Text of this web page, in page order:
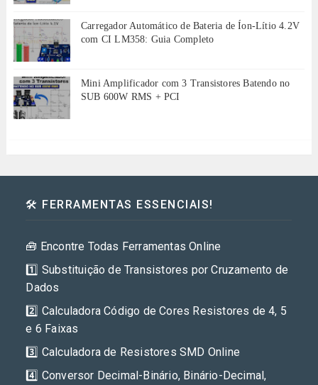
Carregador Automático de Bateria de Íon-Lítio 4.2V
com CI LM358: Guia Completo
Mini Amplificador com 3 Transistores Batendo no
SUB 600W RMS + PCI
🛠️ FERRAMENTAS ESSENCIAIS!
🧰 Encontre Todas Ferramentas Online
1️⃣ Substituição de Transistores por Cruzamento de
Dados
2️⃣ Calculadora Código de Cores Resistores de 4, 5
e 6 Faixas
3️⃣ Calculadora de Resistores SMD Online
4️⃣ Conversor Decimal-Binário, Binário-Decimal,